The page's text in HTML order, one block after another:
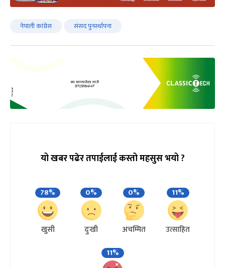
नेपाली कांग्रेस संसद पुनर्स्थापना
यो खबर पढेर तपाईलाई कस्तो महसुस भयो ?
78%
खुसी
0%
दुःखी
0%
अचम्मित
11%
उत्साहित
11%